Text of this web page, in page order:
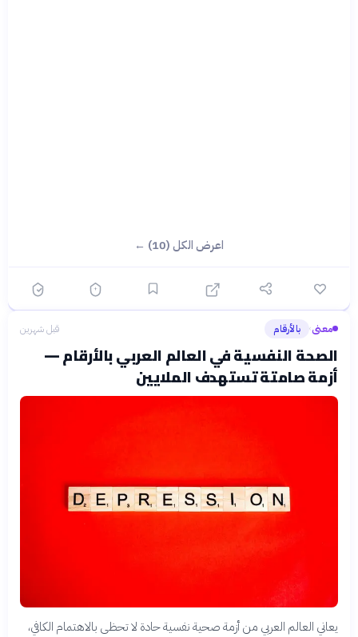
اعرض الكل (10) ←
معنى› بالأرقام قبل شهرين
الصحة النفسية في العالم العربي بالأرقام —
أزمة صامتة تستهدف الملايين
يعاني العالم العربي من أزمة صحية نفسية حادة لا تحظى بالاهتمام الكافي،